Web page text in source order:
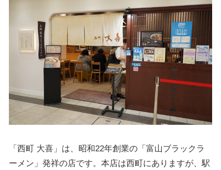
「西町 大喜」は、昭和22年創業の「富山ブラックラ
ーメン」発祥の店です。本店は西町にありますが、駅